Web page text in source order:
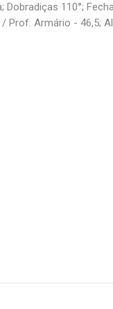
110°;
Prof. Armário - 46,5;